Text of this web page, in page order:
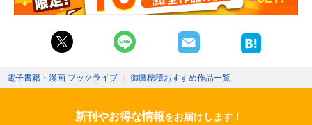
電子書籍・漫画 ブックライブ 〉 御鷹穂積おすすめ作品一覧
新刊やお得な情報をお届けします！